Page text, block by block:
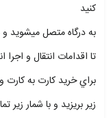
کنيد
به درگاه متصل ميشويد
تا اقدامات انتقال و اجرا
زير بريزيد و با شمار